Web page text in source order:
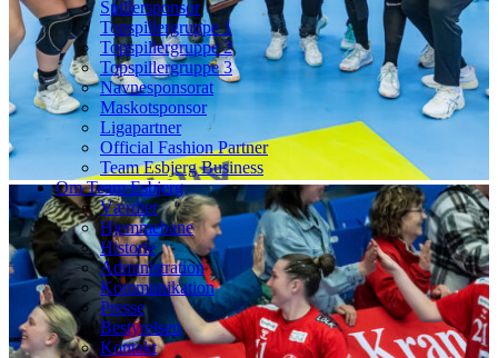
Spillersponsor
Topspillergruppe 1
Topspillergruppe 2
Topspillergruppe 3
Navnesponsorat
Maskotsponsor
Ligapartner
Official Fashion Partner
Team Esbjerg Business
Om Team Esbjerg
Værdier
Hjemmebane
Historie
Administration
Kommunikation
Presse
Bestyrelsen
Kontakt